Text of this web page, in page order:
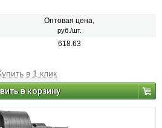
Оптовая цена,
руб./шт.
618.63
в 1 клик
в корзину